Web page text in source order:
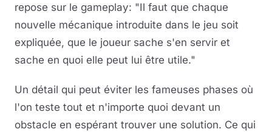
repose sur le gameplay: "Il faut que chaque
nouvelle mécanique introduite dans le jeu soit
expliquée, que le joueur sache s'en servir et
sache en quoi elle peut lui être utile."
Un détail qui peut éviter les fameuses phases où
l'on teste tout et n'importe quoi devant un
obstacle en espérant trouver une solution. Ce qui